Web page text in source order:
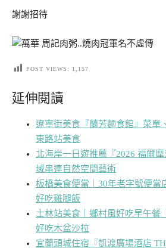
謝謝招待
POST VIEWS: 1,157
延伸閱讀
遼寧街美食『蘭芳麵食館』菜單
東路站美食
北海岸一日遊推薦『2026 福爾
域串連自然空間藝術
板橋美食便當｜30年老字號便當
好吃雞腿飯
士林站美食｜鄉村風好吃早午餐
好吃木盆沙拉
宜蘭頭城住宿『凱渡廣場酒店